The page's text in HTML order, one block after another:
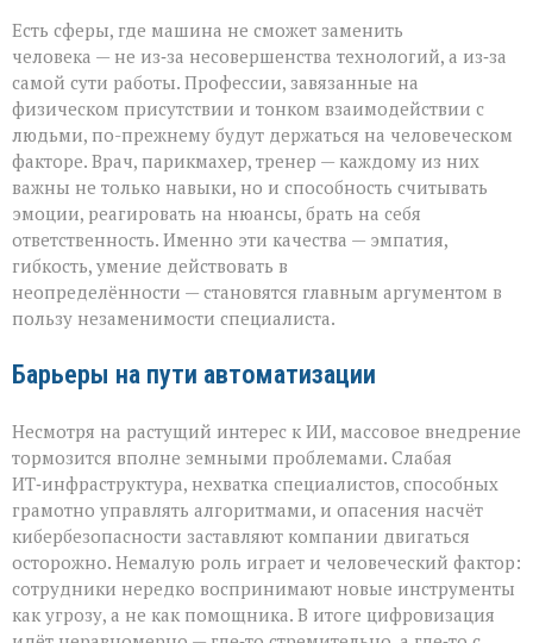
Есть сферы, где машина не сможет заменить
человека — не из‑за несовершенства технологий, а из‑за
самой сути работы. Профессии, завязанные на
физическом присутствии и тонком взаимодействии с
людьми, по-прежнему будут держаться на человеческом
факторе. Врач, парикмахер, тренер — каждому из них
важны не только навыки, но и способность считывать
эмоции, реагировать на нюансы, брать на себя
ответственность. Именно эти качества — эмпатия,
гибкость, умение действовать в
неопределённости — становятся главным аргументом в
пользу незаменимости специалиста.
Барьеры на пути автоматизации
Несмотря на растущий интерес к ИИ, массовое внедрение
тормозится вполне земными проблемами. Слабая
ИТ‑инфраструктура, нехватка специалистов, способных
грамотно управлять алгоритмами, и опасения насчёт
кибербезопасности заставляют компании двигаться
осторожно. Немалую роль играет и человеческий фактор:
сотрудники нередко воспринимают новые инструменты
как угрозу, а не как помощника. В итоге цифровизация